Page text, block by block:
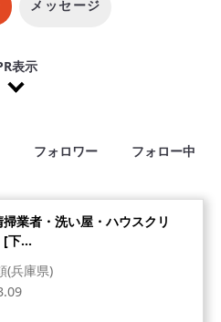
メッセージ
表示
フォロワー フォロー中
業者・洗い屋・ハウスクリ
[下...
(兵庫県)